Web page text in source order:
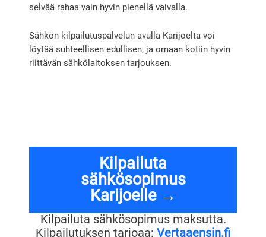
selvää rahaa vain hyvin pienellä vaivalla.
Sähkön kilpailutuspalvelun avulla Karijoelta voi
löytää suhteellisen edullisen, ja omaan kotiin hyvin
riittävän sähkölaitoksen tarjouksen.
Kilpailuta
sähkösopimus
Karijoelle →
Kilpailuta sähkösopimus maksutta.
Kilpailutuksen tarjoaa: Vertaaensin.fi